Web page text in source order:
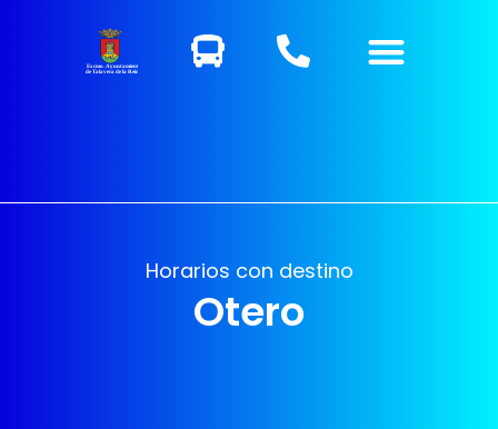
Excmo. Ayuntamiento
de Talavera de la Reina
Horarios con destino
Otero